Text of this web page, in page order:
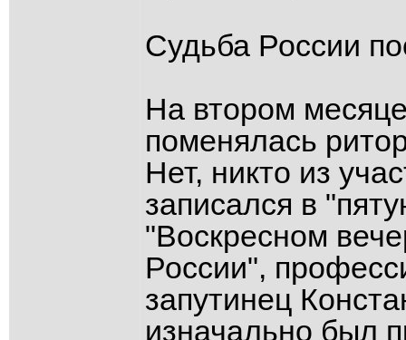
Судьба России
На втором
поменялась
Нет, никто из
записался в
"Воскресном
России",
запутинец
изначально был